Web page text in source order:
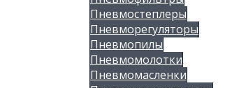
Пневмостеплеры
Пневморегуляторы
Пневмопилы
Пневмомолотки
Пневмомасленки